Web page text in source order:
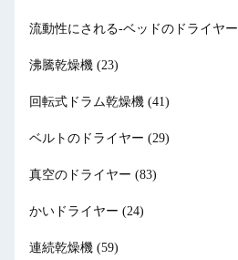
流動性にされる-ベッドのドライヤー
沸騰乾燥機 (23)
回転式ドラム乾燥機 (41)
ベルトのドライヤー (29)
真空のドライヤー (83)
かいドライヤー (24)
連続乾燥機 (59)